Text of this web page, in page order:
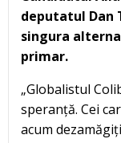
deputatul Dan
singura
primar.
„Globalistul
speranță. Cei
acum